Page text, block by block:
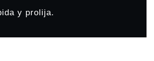
y prolija.